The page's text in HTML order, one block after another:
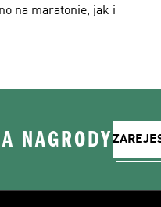
na maratonie, jak i
NAGRODY